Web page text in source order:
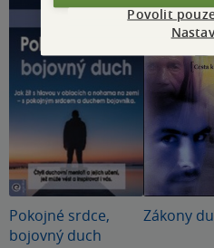
Pokojné srdce,
bojovný duch
Zákony
Povolit